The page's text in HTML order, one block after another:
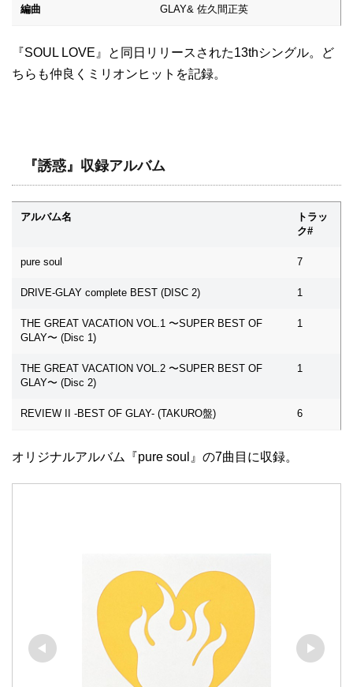
編曲 GLAY& 佐久間正英
『SOUL LOVE』と同日リリースされた13thシングル。ど
ちらも仲良くミリオンヒットを記録。
『誘惑』収録アルバム
アルバム名
トラッ
ク#
pure soul 7
DRIVE-GLAY complete BEST (DISC 2) 1
THE GREAT VACATION VOL.1 〜SUPER BEST OF
GLAY〜 (Disc 1)
1
THE GREAT VACATION VOL.2 〜SUPER BEST OF
GLAY〜 (Disc 2)
1
REVIEW II -BEST OF GLAY- (TAKURO盤) 6
オリジナルアルバム『pure soul』の7曲目に収録。